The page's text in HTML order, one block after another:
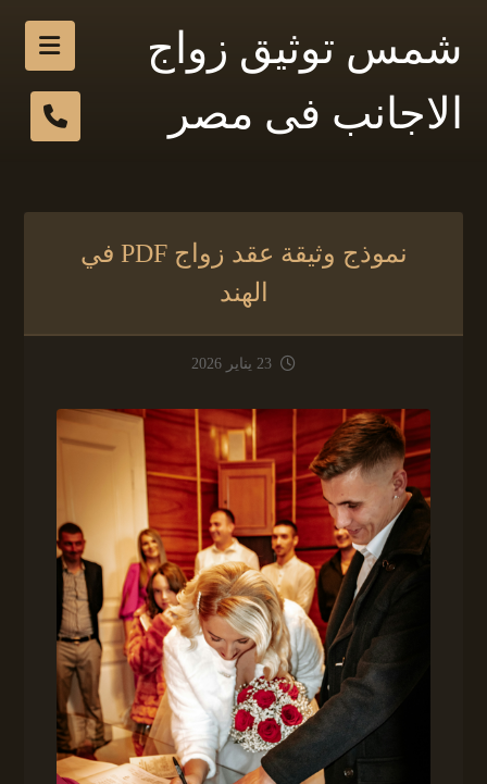
شمس توثيق زواج
الاجانب فى مصر
نموذج وثيقة عقد زواج PDF في
الهند
23 يناير 2026